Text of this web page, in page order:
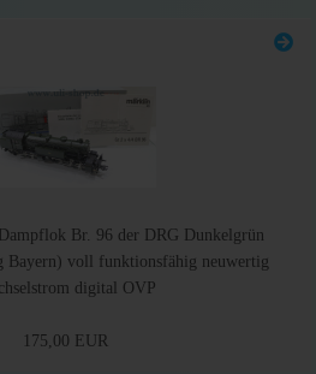
Br. 96 der DRG Dunkelgrün
Bayern) voll funktionsfähig neuwertig
digital OVP
175,00 EUR